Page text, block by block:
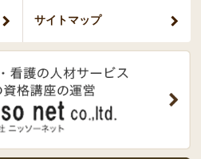
サイトマップ